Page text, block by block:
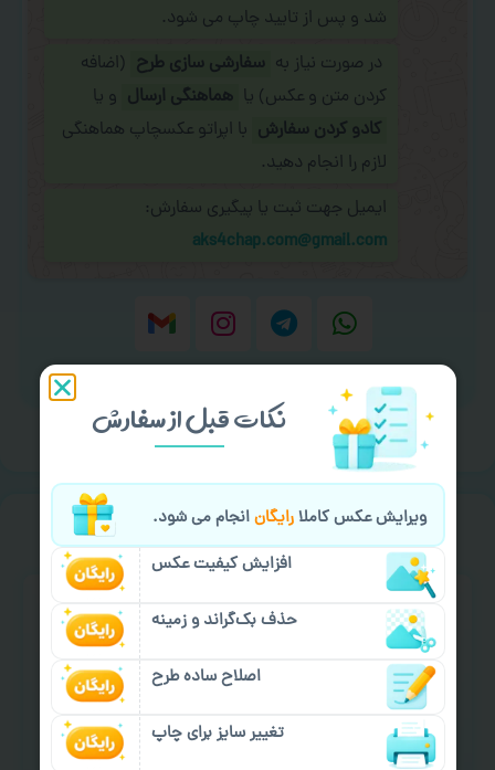
شد و پس از تایید چاپ می شود.
در صورت نیاز به سفارشی سازی طرح (اضافه
کردن متن و عکس) یا هماهنگی ارسال و یا
کادو کردن سفارش با اپراتو عکسچاپ هماهنگی
لازم را انجام دهید.
ایمیل جهت ثبت یا پیگیری سفارش:
aks4chap.com@gmail.com
خیالت راحت ازسفارش گیری
سفارش گیری آنلاین چاپ عمده و فوری
نکات قبل از سفارش
ویرایش عکس کاملارایگانانجام می شود.
افزایش کیفیت عکس
حذف بک‌گراند و زمینه
اصلاح ساده طرح
تغییر سایز برای چاپ